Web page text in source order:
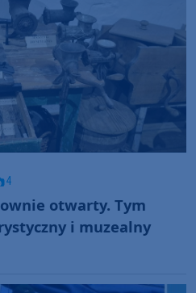
4
otwarty. Tym
i muzealny